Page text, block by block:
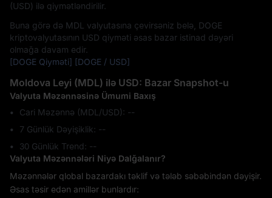
(USD) ilə qiymətləndirilir.
Buna görə də MDL valyutasına çevirsəniz belə, DOGE
kriptovalyutasının USD qiyməti əsas bazar istinad dəyəri
olmağa davam edir.
[DOGE Qiyməti] [DOGE / USD]
Moldova Leyi (MDL) ilə USD: Bazar Snapshot-u
Valyuta Məzənnəsinə Ümumi Baxış
Cari Məzənnə (MDL/USD): --
7 Günlük Dəyişiklik: ‎--
30 Günlük Trend: ‎--
Valyuta Məzənnələri Niyə Dalğalanır?
Məzənnələr qlobal bazardakı təklif və tələb səbəbindən dəyişir.
Əsas təsir edən amillər bunlardır: